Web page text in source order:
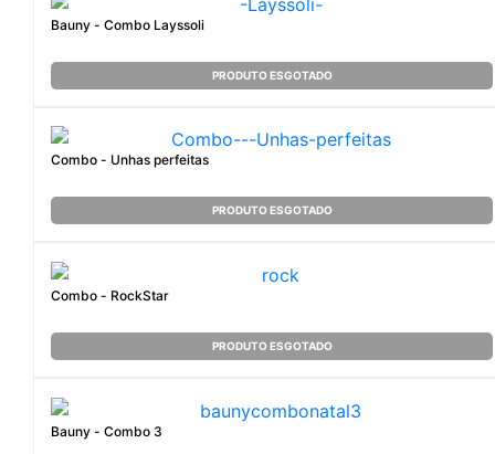
Bauny - Combo Layssoli
PRODUTO ESGOTADO
Combo - Unhas perfeitas
PRODUTO ESGOTADO
Combo - RockStar
PRODUTO ESGOTADO
Bauny - Combo 3